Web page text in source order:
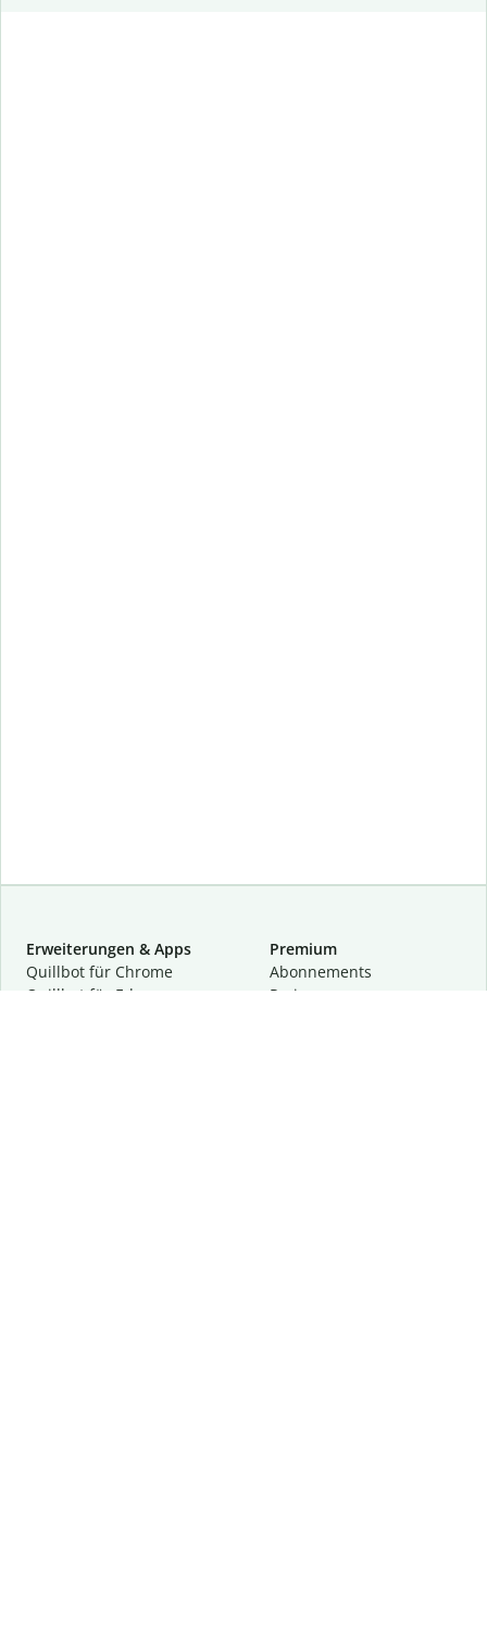
Erweiterungen & Apps
Quillbot für Chrome
Quillbot für Edge
Premium
Abon­ne­ments
Preise